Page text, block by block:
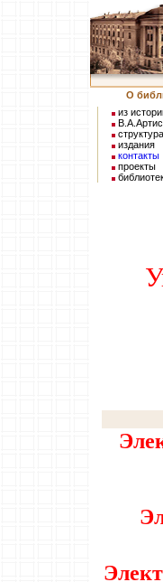
О
из
структура
издания
контакты
проекты